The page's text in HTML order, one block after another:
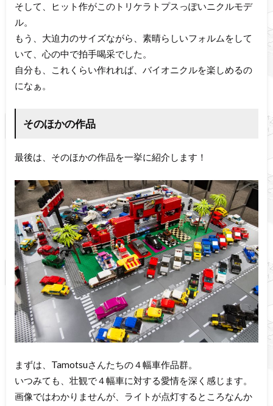
そして、ヒット作がこのトリケラトプスっぽいニクルモデ
ル。
もう、大迫力のサイズながら、素晴らしいフォルムをして
いて、心の中で拍手喝采でした。
自分も、これくらい作れれば、バイオニクルを楽しめるの
になぁ。
そのほかの作品
最後は、そのほかの作品を一挙に紹介します！
まずは、Tamotsuさんたちの４幅車作品群。
いつみても、壮観で４幅車に対する愛情を深く感じます。
画像ではわかりませんが、ライトが点灯するところなんか